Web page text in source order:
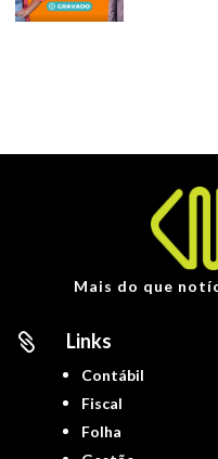
Mais do que
 Links
Contábil
Fiscal
Folha